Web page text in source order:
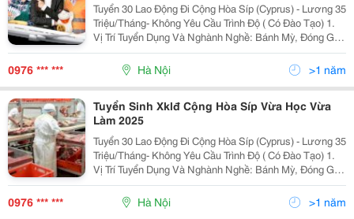
Tuyển 30 Lao Động Đi Cộng Hòa Síp (Cyprus) - Lương 35
Triệu/Tháng- Không Yêu Cầu Trình Độ ( Có Đào Tạo) 1.
Vị Trí Tuyển Dụng Và Nghành Nghề: Bánh Mỳ, Đóng Gói,
Đầu Bếp, Nhà Hàng, Khách Sạn, Massge, (18-38 Tuổi)
Nông Nghiệp:trồng Thu...
0976 *** *** Hà Nội >1 năm
Tuyển Sinh Xklđ Cộng Hòa Síp Vừa Học Vừa
Làm 2025
Tuyển 30 Lao Động Đi Cộng Hòa Síp (Cyprus) - Lương 35
Triệu/Tháng- Không Yêu Cầu Trình Độ ( Có Đào Tạo) 1.
Vị Trí Tuyển Dụng Và Nghành Nghề: Bánh Mỳ, Đóng Gói,
Đầu Bếp, Nhà Hàng, Khách Sạn, Massge, (18-38 Tuổi)
Nông Nghiệp:trồng Thu...
0976 *** *** Hà Nội >1 năm